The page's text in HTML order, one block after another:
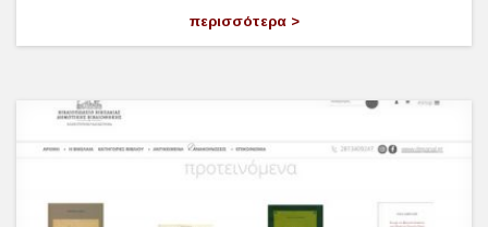
περισσότερα